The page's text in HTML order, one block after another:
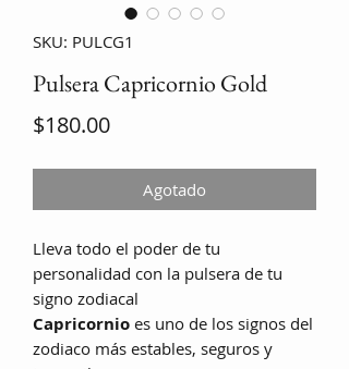
SKU: PULCG1
Pulsera Capricornio Gold
$180.00Precio
Agotado
Lleva todo el poder de tu
personalidad con la pulsera de tu
signo zodiacal
Capricornio es uno de los signos del
zodiaco más estables, seguros y